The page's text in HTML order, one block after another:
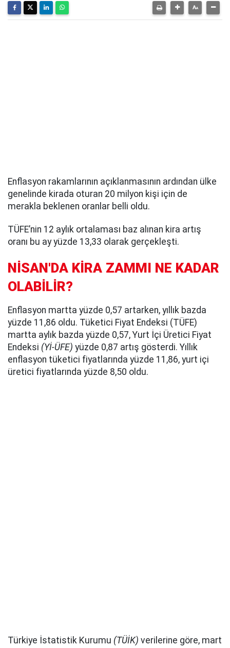
Enflasyon rakamlarının açıklanmasının ardından ülke
genelinde kirada oturan 20 milyon kişi için de
merakla beklenen oranlar belli oldu.
TÜFE’nin 12 aylık ortalaması baz alınan kira artış
oranı bu ay yüzde 13,33 olarak gerçekleşti.
NİSAN'DA KİRA ZAMMI NE KADAR
OLABİLİR?
Enflasyon martta yüzde 0,57 artarken, yıllık bazda
yüzde 11,86 oldu. Tüketici Fiyat Endeksi (TÜFE)
martta aylık bazda yüzde 0,57, Yurt İçi Üretici Fiyat
Endeksi (Yİ-ÜFE) yüzde 0,87 artış gösterdi. Yıllık
enflasyon tüketici fiyatlarında yüzde 11,86, yurt içi
üretici fiyatlarında yüzde 8,50 oldu.
Türkiye İstatistik Kurumu (TÜİK) verilerine göre, mart